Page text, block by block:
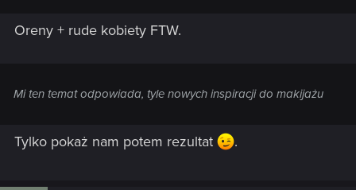
Oreny + rude kobiety FTW.
Mi ten temat odpowiada, tyle nowych inspiracji do makijażu
Tylko pokaż nam potem rezultat .